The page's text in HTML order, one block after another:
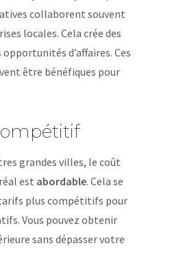
collaborent souvent
locales. Cela crée des
d’affaires. Ces
être bénéfiques pour
grandes villes, le coût
est abordable. Cela se
plus compétitifs pour
Vous pouvez obtenir
sans dépasser votre